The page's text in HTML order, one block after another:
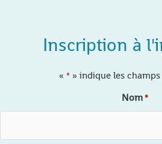
Inscription à
« * » indique les
Nom*